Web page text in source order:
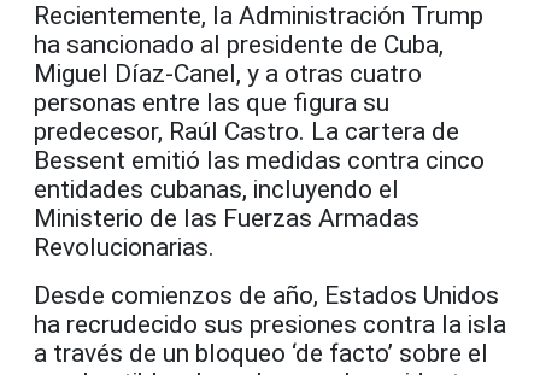
Recientemente, la Administración Trump
ha sancionado al presidente de Cuba,
Miguel Díaz-Canel, y a otras cuatro
personas entre las que figura su
predecesor, Raúl Castro. La cartera de
Bessent emitió las medidas contra cinco
entidades cubanas, incluyendo el
Ministerio de las Fuerzas Armadas
Revolucionarias.
Desde comienzos de año, Estados Unidos
ha recrudecido sus presiones contra la isla
a través de un bloqueo ‘de facto’ sobre el